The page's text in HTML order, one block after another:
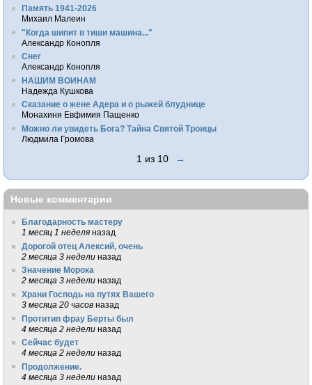
Память 1941-2026
Михаил Малеин
"Когда шипит в тиши машина..."
Александр Конопля
Снег
Александр Конопля
НАШИМ ВОИНАМ
Надежда Кушкова
Сказание о жене Адера и о рыжей блуднице
Монахиня Евфимия Пащенко
Можно ли увидеть Бога? Тайна Святой Троицы
Людмила Громова
1 из 10 →
Новые комментарии
Благодарность мастеру
1 месяц 1 неделя назад
Дорогой отец Алексий, очень
2 месяца 3 недели назад
Значение Морока
2 месяца 3 недели назад
Храни Господь на путях Вашего
3 месяца 20 часов назад
Протитип фрау Берты был
4 месяца 2 недели назад
Сейчас будет
4 месяца 2 недели назад
Продолжение.
4 месяца 3 недели назад